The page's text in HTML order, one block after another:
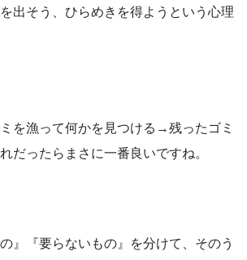
出そう、ひらめきを得ようという心理
を漁って何かを見つける→残ったゴミ
だったらまさに一番良いですね。
』『要らないもの』を分けて、そのう